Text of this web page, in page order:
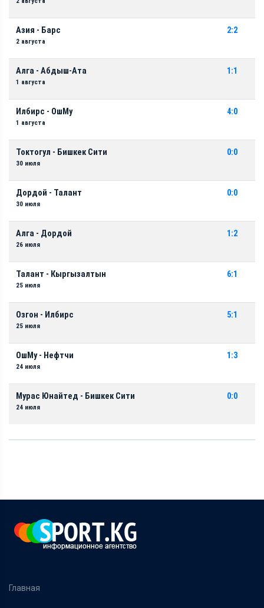
Азия - Барс
2 августа
2:2
Алга - Абдыш-Ата
1 августа
1:1
Илбирс - ОшМу
1 августа
4:0
Токтогул - Бишкек Сити
30 июля
0:0
Дордой - Талант
30 июля
0:0
Алга - Дордой
26 июля
1:2
Талант - Кыргызалтын
25 июля
6:1
Озгон - Илбирс
25 июля
5:1
ОшМу - Нефтчи
24 июля
1:3
Мурас Юнайтед - Бишкек Сити
24 июля
0:0
Главная